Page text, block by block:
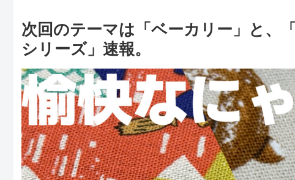
次回のテーマは「ベーカリー」と、
シリーズ」速報。